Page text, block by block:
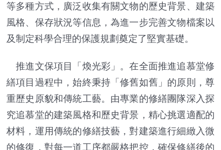
等多種方式，廣泛收集有關文物的歷史背景、建築
風格、保存狀況等信息，為進一步完善文物檔案以
及制定科學合理的保護規劃奠定了堅實基礎。
推進文保項目「煥光彩」。在全面推進追慕堂修
繕項目過程中，始終秉持「修舊如舊」的原則，尊
重歷史原貌和傳統工藝。由專業的修繕團隊深入探
究追慕堂的建築風格和歷史背景，精心挑選適配的
材料，運用傳統的修繕技藝，對建築進行細緻入微
的修復，對每一道工序都嚴格把控，確保修繕後的